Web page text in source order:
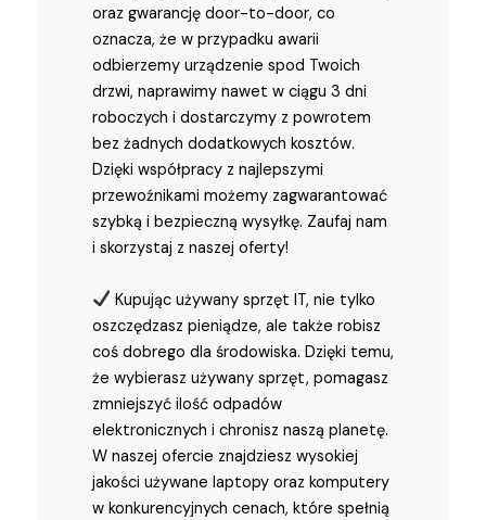
oraz gwarancję door-to-door, co
oznacza, że w przypadku awarii
odbierzemy urządzenie spod Twoich
drzwi, naprawimy nawet w ciągu 3 dni
roboczych i dostarczymy z powrotem
bez żadnych dodatkowych kosztów.
Dzięki współpracy z najlepszymi
przewoźnikami możemy zagwarantować
szybką i bezpieczną wysyłkę. Zaufaj nam
i skorzystaj z naszej oferty!
Kupując używany sprzęt IT, nie tylko
oszczędzasz pieniądze, ale także robisz
coś dobrego dla środowiska. Dzięki temu,
że wybierasz używany sprzęt, pomagasz
zmniejszyć ilość odpadów
elektronicznych i chronisz naszą planetę.
W naszej ofercie znajdziesz wysokiej
jakości używane laptopy oraz komputery
w konkurencyjnych cenach, które spełnią